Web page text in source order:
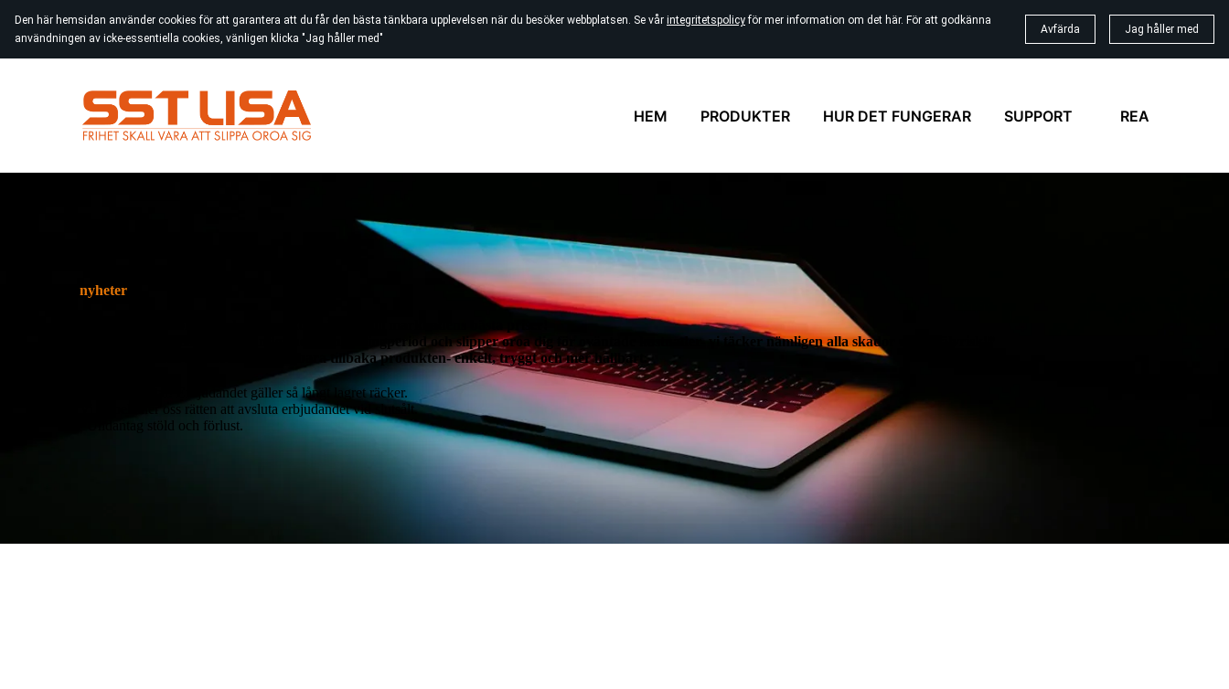
Den här hemsidan använder cookies för att garantera att du får den bästa tänkbara upplevelsen när du besöker webbplatsen. Se vår integritetspolicyför mer information om det här. För att godkänna
användningen av icke-essentiella cookies, vänligen klicka "Jag håller med"
Avfärda Jag håller med
HEM PRODUKTER HUR DET FUNGERAR SUPPORT REA
nyheter
Du betalar samma kostnad under hela din leasingperiod och slipper oroa dig för oväntade kostnader- vi täcker nämligen alla skador utan självrisk!*
När leasingtiden är slut skickar du bara tillbaka produkten- enkelt, tryggt och mer hållbart.
Begränsat antal! Erbjudandet gäller så långt lagret räcker.
Vi förbehåller oss rätten att avsluta erbjudandet vid slutsålt.
*Undantag stöld och förlust.